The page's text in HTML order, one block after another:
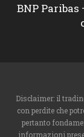
BNP Paribas
Disclaimer: il
con perdite che
pertanto
informazioni